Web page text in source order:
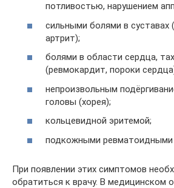
потливостью, нарушением
сильными болями в суставах
артрит);
болями в области сердца,
(ревмокардит, пороки
непроизвольным
головы (хорея);
кольцевидной эритемой;
подкожными ревматоидными
При появлении этих симптомов
обратиться к врачу. В медицинском